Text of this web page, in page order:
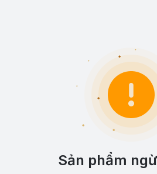
Sản phẩm